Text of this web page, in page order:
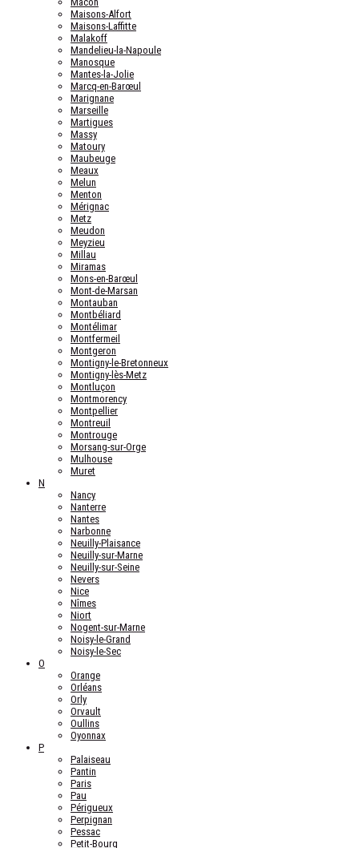
Maisons-Alfort
Maisons-Laffitte
Malakoff
Mandelieu-la-Napoule
Manosque
Mantes-la-Jolie
Marcq-en-Barœul
Marignane
Marseille
Martigues
Massy
Matoury
Maubeuge
Meaux
Melun
Menton
Mérignac
Metz
Meudon
Meyzieu
Millau
Miramas
Mons-en-Barœul
Mont-de-Marsan
Montauban
Montbéliard
Montélimar
Montfermeil
Montgeron
Montigny-le-Bretonneux
Montigny-lès-Metz
Montluçon
Montmorency
Montpellier
Montreuil
Montrouge
Morsang-sur-Orge
Mulhouse
Muret
N
Nancy
Nanterre
Nantes
Narbonne
Neuilly-Plaisance
Neuilly-sur-Marne
Neuilly-sur-Seine
Nevers
Nice
Nîmes
Niort
Nogent-sur-Marne
Noisy-le-Grand
Noisy-le-Sec
O
Orange
Orléans
Orly
Orvault
Oullins
Oyonnax
P
Palaiseau
Pantin
Paris
Pau
Périgueux
Perpignan
Pessac
Petit-Bourg